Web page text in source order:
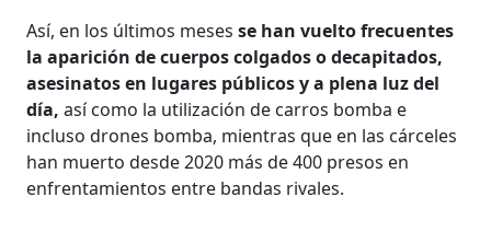
Así, en los últimos meses se han vuelto frecuentes
la aparición de cuerpos colgados o decapitados,
asesinatos en lugares públicos y a plena luz del
día, así como la utilización de carros bomba e
incluso drones bomba, mientras que en las cárceles
han muerto desde 2020 más de 400 presos en
enfrentamientos entre bandas rivales.